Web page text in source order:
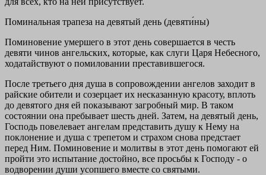
Поминальная трапеза на девятый день (девяти́ны)
Поминовение умершего в этот день совершается в честь
девяти чинов ангельских, которые, как слуги Царя Небесного,
ходатайствуют о помиловании преставившегося.
После третьего дня душа в сопровождении ангелов заходит в
райские обители и созерцает их несказанную красоту, вплоть
до девятого дня ей показывают загробный мир. В таком
состоянии она пребывает шесть дней. Затем, на девятый день,
Господь повелевает ангелам представить душу к Нему на
поклонение и душа с трепетом и страхом снова предстает
перед Ним. Поминовение и молитвы в этот день помогают ей
пройти это испытание достойно, все просьбы к Господу - о
водворении души усопшего вместе со святыми.